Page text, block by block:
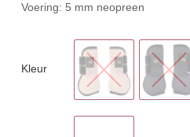
Voering: 5 mm neopreen
Kleur